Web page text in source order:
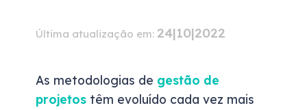
Última atualização em: 24|10|2022
As metodologias de gestão de
projetos têm evoluído cada vez mais